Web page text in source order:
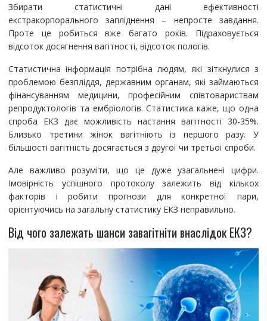
Збирати статистичні дані ефективності
екстракорпорального запліднення – непросте завдання.
Проте це робиться вже багато років. Підраховується
відсоток досягнення вагітності, відсоток пологів.
Статистична інформація потрібна людям, які зіткнулися з
проблемою безпліддя, державним органам, які займаються
фінансуванням медицини, професійним співтовариствам
репродуктологів та ембріологів. Статистика каже, що одна
спроба ЕКЗ дає можливість настання вагітності 30-35%.
Близько третини жінок вагітніють із першого разу. У
більшості вагітність досягається з другої чи третьої спроби.
Але важливо розуміти, що це дуже узагальнені цифри.
Імовірність успішного протоколу залежить від кількох
факторів і робити прогнози для конкретної пари,
орієнтуючись на загальну статистику ЕКЗ неправильно.
Від чого залежать шанси завагітніти внаслідок ЕКЗ?